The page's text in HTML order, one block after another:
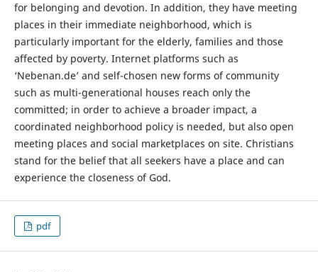
for belonging and devotion. In addition, they have meeting
places in their immediate neighborhood, which is
particularly important for the elderly, families and those
affected by poverty. Internet platforms such as
‘Nebenan.de’ and self-chosen new forms of community
such as multi-generational houses reach only the
committed; in order to achieve a broader impact, a
coordinated neighborhood policy is needed, but also open
meeting places and social marketplaces on site. Christians
stand for the belief that all seekers have a place and can
experience the closeness of God.
pdf